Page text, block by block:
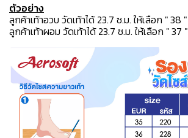
ตัวอย่าง
ลูกค้าเท้าอวบ วัดเท้าได้ 23.7 ซ.ม. ให้เลือก " 38 "
ลูกค้าเท้าผอม วัดเท้าได้ 23.7 ซ.ม. ให้เลือก " 37 "